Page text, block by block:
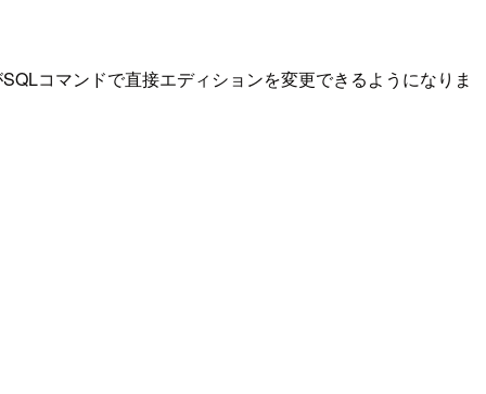
コマンドで直接エディションを変更できるようになりま